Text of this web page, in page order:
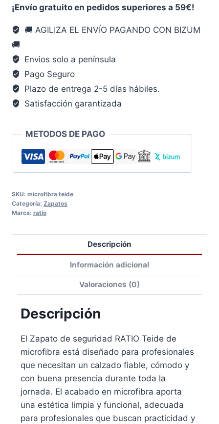
cantidad
¡Envío gratuito en pedidos superiores a 59€!
🚚 AGILIZA EL ENVÍO PAGANDO CON BIZUM
🚚
Envios solo a península
Pago Seguro
Plazo de entrega 2-5 días hábiles.
Satisfacción garantizada
METODOS DE PAGO
SKU: microfibra teide
Categoría: Zapatos
Marca: ratio
Descripción
Información adicional
Valoraciones (0)
Descripción
El Zapato de seguridad RATIO Teide de
microfibra está diseñado para profesionales
que necesitan un calzado fiable, cómodo y
con buena presencia durante toda la
jornada. El acabado en microfibra aporta
una estética limpia y funcional, adecuada
para profesionales que buscan practicidad y